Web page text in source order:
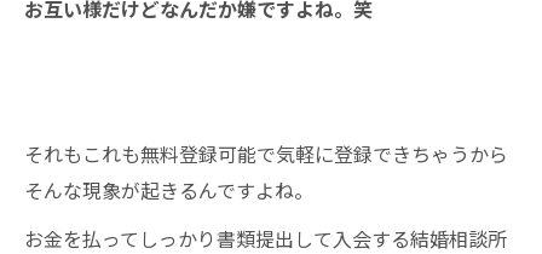
お互い様だけどなんだか嫌ですよね。笑
それもこれも無料登録可能で気軽に登録できちゃうから
そんな現象が起きるんですよね。
お金を払ってしっかり書類提出して入会する結婚相談所